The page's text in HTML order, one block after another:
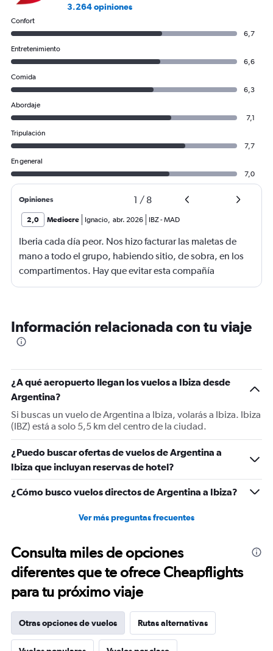
3.264 opiniones
Confort
6,7
Entretenimiento
6,6
Comida
6,3
Abordaje
7,1
Tripulación
7,7
En general
7,0
Opiniones 1 / 8
2,0 Mediocre Ignacio, abr. 2026 IBZ-MAD
Iberia cada día peor. Nos hizo facturar las maletas de
mano a todo el grupo, habiendo sitio, de sobra, en los
compartimentos. Hay que evitar esta compañía
Información relacionada con tu viaje
¿A qué aeropuerto llegan los vuelos a Ibiza desde
Argentina?
Si buscas un vuelo de Argentina a Ibiza, volarás a Ibiza. Ibiza
(IBZ) está a solo 5,5 km del centro de la ciudad.
¿Puedo buscar ofertas de vuelos de Argentina a
Ibiza que incluyan reservas de hotel?
¿Cómo busco vuelos directos de Argentina a Ibiza?
Ver más preguntas frecuentes
Consulta miles de opciones
diferentes que te ofrece Cheapflights
para tu próximo viaje
Otras opciones de vuelos Rutas alternativas